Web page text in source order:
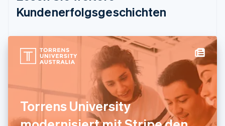
Kundenerfolgsgeschichten
Torrens University
English
简体中文English
EnglishSvenska
Frankreich
English
Griechenland